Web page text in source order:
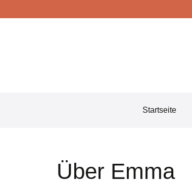
Startseite
Über Emma